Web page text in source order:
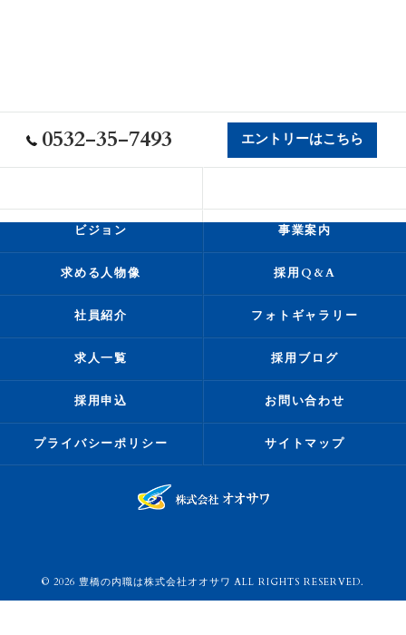
0532-35-7493 エントリーはこちら
ビジョン 事業案内
求める人物像 採用Q&A
社員紹介 フォトギャラリー
求人一覧 採用ブログ
採用申込 お問い合わせ
プライバシーポリシー サイトマップ
© 2026 豊橋の内職は株式会社オオサワ ALL RIGHTS RESERVED.